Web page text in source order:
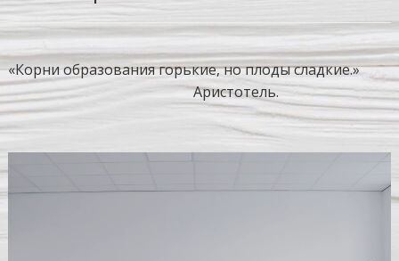
«Корни образования горькие, но плоды сладкие.»
Аристотель.